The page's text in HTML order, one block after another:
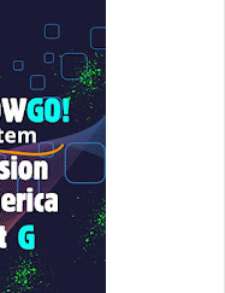
p
o
r
: